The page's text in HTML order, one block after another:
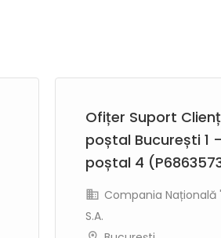
Ofițer Suport
poștal București 1
poștal 4
Compania Națională
S.A.